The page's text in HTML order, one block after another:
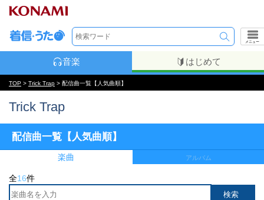
メニュー
音楽 はじめて
TOP > Trick Trap > 配信曲一覧【人気曲順】
Trick Trap
配信曲一覧【人気曲順】
楽曲 アルバム
全16件